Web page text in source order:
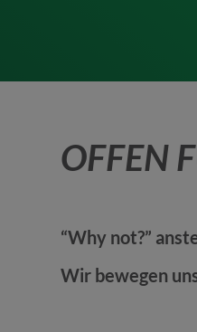
OFFEN
“Why not?”
Wir bewegen